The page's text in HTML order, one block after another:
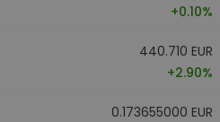
+0.10%
440.710 EUR
+2.90%
0.173655000 EUR